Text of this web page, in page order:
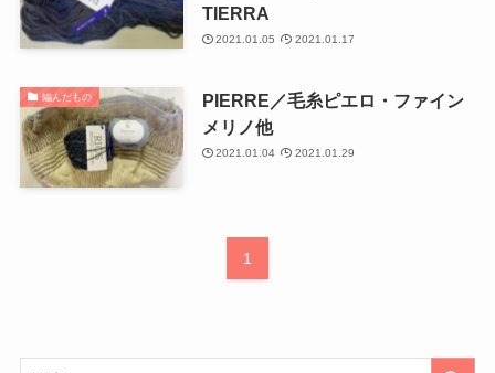
TIERRA
2021.01.05 2021.01.17
編んだもの
PIERRE／毛糸ピエロ・ファイン
メリノ他
2021.01.04 2021.01.29
1